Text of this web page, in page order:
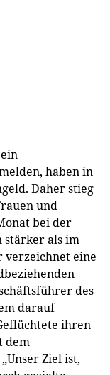
haben in
Daher stieg
und
bei der
stärker als im
verzeichnet eine
des
darauf
ihren
dem
Ziel ist,